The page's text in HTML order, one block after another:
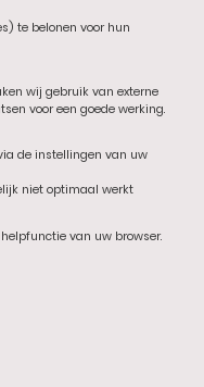
te belonen voor hun
wij gebruik van externe
voor een goede werking.
de instellingen van uw
niet optimaal werkt
van uw browser.